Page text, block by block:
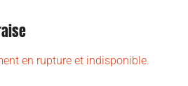
en rupture et indisponible.